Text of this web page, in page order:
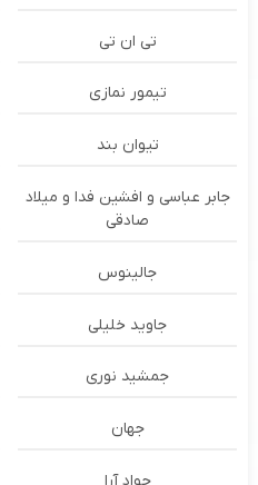
تی ان تی
تیمور نمازی
تیوان بند
جابر عباسی و افشین فدا و میلاد
صادقی
جالینوس
جاوید خلیلی
جمشید نوری
جهان